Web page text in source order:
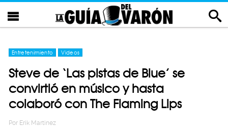
Entretenimiento Videos
Steve de ‘Las pistas de Blue’ se
convirtió en músico y hasta
colaboró con The Flaming Lips
Por Erik Martinez